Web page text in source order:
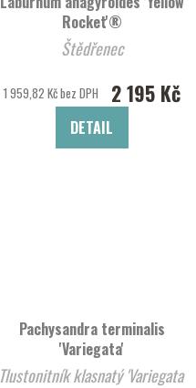
Rocket'®
Štědřenec
1 959,82 Kč bez DPH 2 195 Kč
DETAIL
Pachysandra terminalis
'Variegata'
Tlustonitník klasnatý 'Variegata'